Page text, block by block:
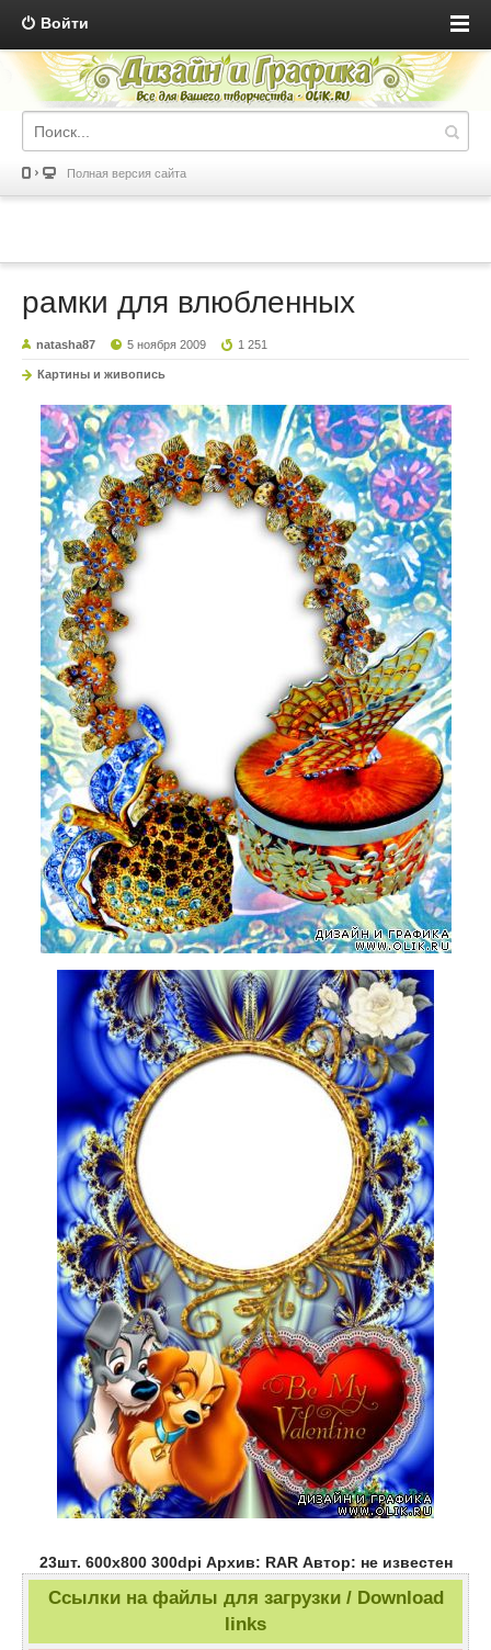
Войти
Полная версия сайта
рамки для влюбленных
natasha87 5 ноября 2009 1 251
Картины и живопись
23шт. 600х800 300dpi Архив: RAR Автор: не известен
Ссылки на файлы для загрузки / Download
links